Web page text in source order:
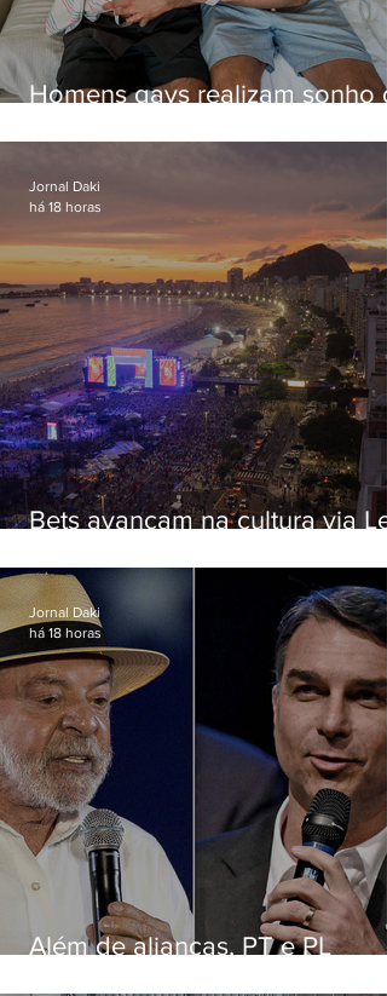
Homens gays realizam sonho
paternidade
Bets avançam na cultura via Lei
artistas
Jornal Daki
há 18 horas
Além de alianças, PT e PL
Jornal Daki
há 18 horas